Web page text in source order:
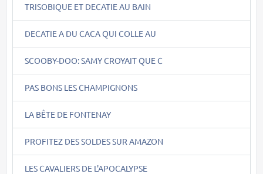
TRISOBIQUE ET DECATIE AU BAIN
DECATIE A DU CACA QUI COLLE AU
SCOOBY-DOO: SAMY CROYAIT QUE C
PAS BONS LES CHAMPIGNONS
LA BÊTE DE FONTENAY
PROFITEZ DES SOLDES SUR AMAZON
LES CAVALIERS DE L'APOCALYPSE